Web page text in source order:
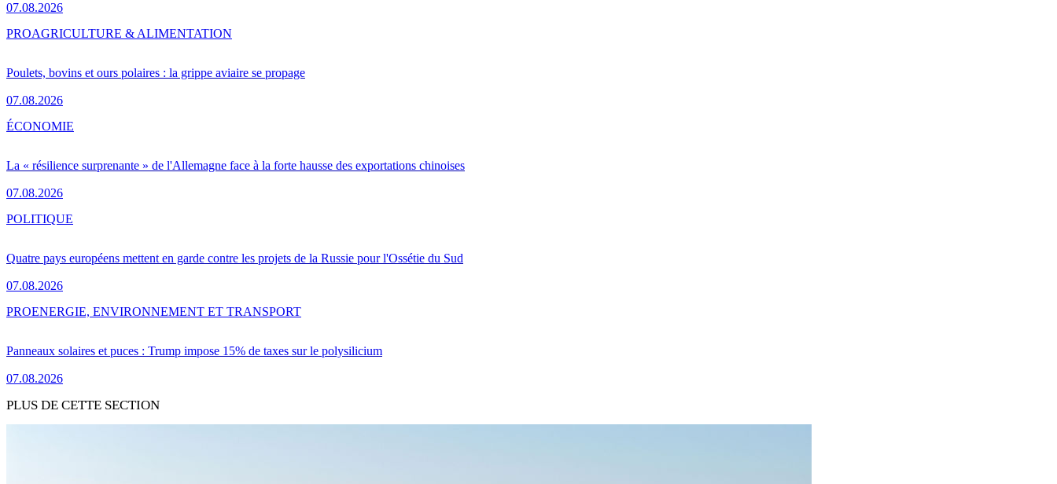
07.08.2026
Poulets, bovins et ours polaires : la grippe aviaire se propage
07.08.2026
PROAGRICULTURE & ALIMENTATION
La « résilience surprenante » de l'Allemagne face à la forte hausse des exportations chinoises
07.08.2026
ÉCONOMIE
Quatre pays européens mettent en garde contre les projets de la Russie pour l'Ossétie du Sud
07.08.2026
POLITIQUE
Panneaux solaires et puces : Trump impose 15% de taxes sur le polysilicium
07.08.2026
PROENERGIE, ENVIRONNEMENT ET TRANSPORT
PLUS DE CETTE SECTION